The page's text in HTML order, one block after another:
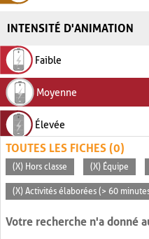
INTENSITÉ D'ANIMATION
Faible
Moyenne
Élevée
TOUTES LES FICHES (0)
(X) Hors classe (X) Équipe
(X) Activités élaborées (> 60
Votre recherche n'a donné